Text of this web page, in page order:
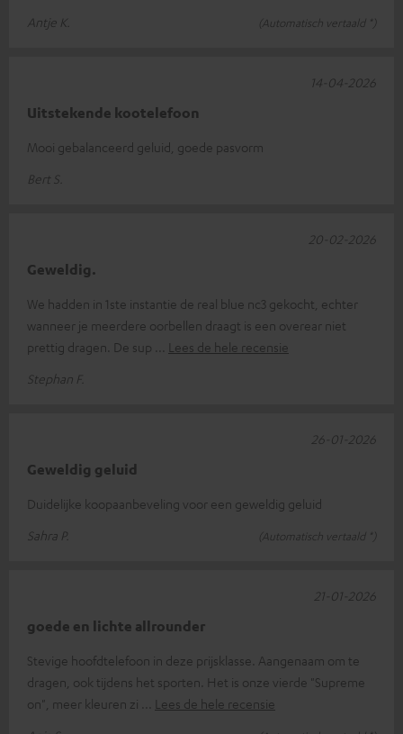
Antje K.
(Automatisch vertaald *)
Uitstekende kootelefoon
Mooi gebalanceerd geluid, goede pasvorm
Bert S.
14-04-2026
Geweldig.
We hadden in 1ste instantie de real blue nc3 gekocht, echter
wanneer je meerdere oorbellen draagt is een overear niet
prettig dragen. De sup
Lees de hele recensie
Stephan F.
20-02-2026
Geweldig geluid
Duidelijke koopaanbeveling voor een geweldig geluid
Sahra P.
(Automatisch vertaald *)
26-01-2026
goede en lichte allrounder
Stevige hoofdtelefoon in deze prijsklasse. Aangenaam om te
dragen, ook tijdens het sporten. Het is onze vierde "Supreme
on", meer kleuren zi
Lees de hele recensie
21-01-2026